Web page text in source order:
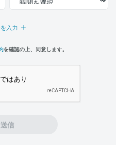
入力
を確認の上、同意します。
送信